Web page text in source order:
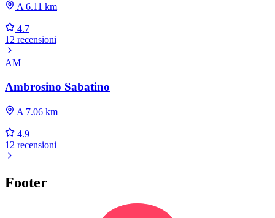
A 6.11 km
4.7
12 recensioni
AM
Ambrosino Sabatino
A 7.06 km
4.9
12 recensioni
Footer